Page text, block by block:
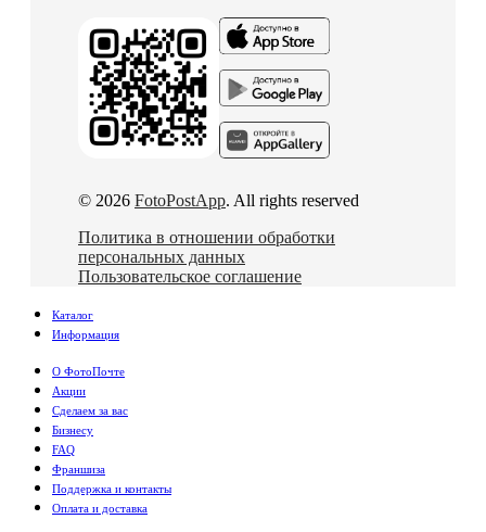
© 2026 FotoPostApp. All rights reserved
Политика в отношении обработки
персональных данных
Пользовательское соглашение
Каталог
Информация
О ФотоПочте
Акции
Сделаем за вас
Бизнесу
FAQ
Франшиза
Поддержка и контакты
Оплата и доставка